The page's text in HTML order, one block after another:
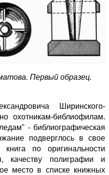
Первый образец.
Ширинского-
охотникам-библиофилам.
- библиографическая
подверглось в свое
по оригинальности
качеству полиграфии и
место в списке книжных